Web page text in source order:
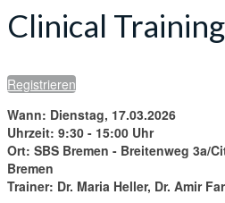
Clinical
Registrieren
Wann: Dienstag, 17.03.2026
Uhrzeit: 9:30 - 15:00 Uhr
Ort: SBS Bremen - Breitenweg 3a/
Bremen
Trainer: Dr. Maria Heller, Dr. Amir